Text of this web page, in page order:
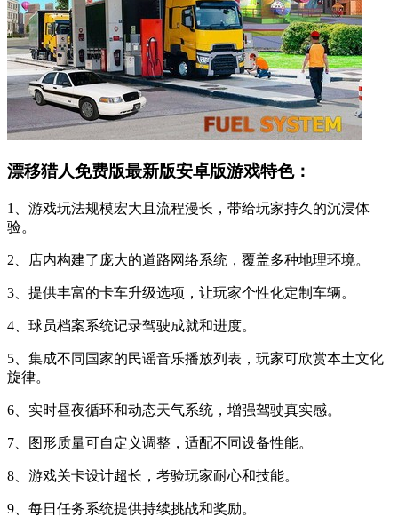
漂移猎人免费版最新版安卓版游戏特色：
1、游戏玩法规模宏大且流程漫长，带给玩家持久的沉浸体
验。
2、店内构建了庞大的道路网络系统，覆盖多种地理环境。
3、提供丰富的卡车升级选项，让玩家个性化定制车辆。
4、球员档案系统记录驾驶成就和进度。
5、集成不同国家的民谣音乐播放列表，玩家可欣赏本土文化
旋律。
6、实时昼夜循环和动态天气系统，增强驾驶真实感。
7、图形质量可自定义调整，适配不同设备性能。
8、游戏关卡设计超长，考验玩家耐心和技能。
9、每日任务系统提供持续挑战和奖励。